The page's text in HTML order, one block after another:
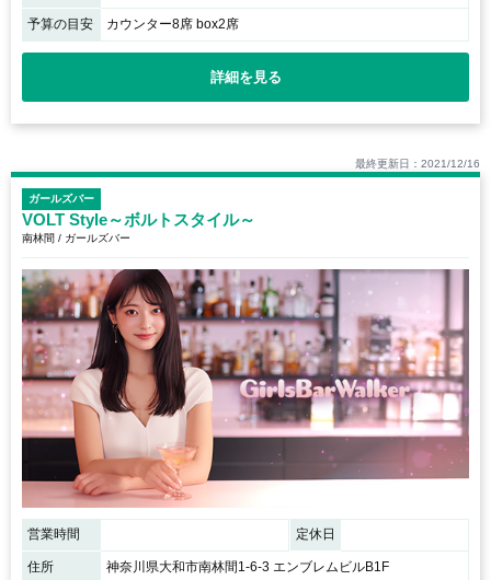
予算の目安 カウンター8席 box2席
詳細を見る
最終更新日：2021/12/16
ガールズバー
VOLT Style～ボルトスタイル～
南林間 / ガールズバー
営業時間 定休日
住所 神奈川県大和市南林間1-6-3 エンブレムビルB1F